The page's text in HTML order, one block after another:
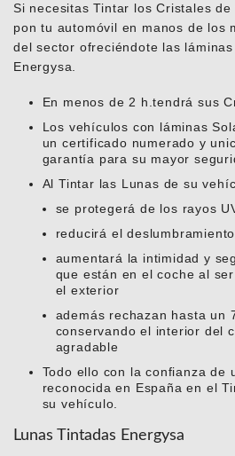
Si necesitas Tintar los Cristales de
pon tu automóvil en manos de los
del sector ofreciéndote las
Energysa.
En menos de 2 h.tendrá sus
Los vehículos con láminas
un certificado numerado y
garantía para su mayor
Al Tintar las Lunas de su
se protegerá de los rayos
reducirá el
aumentará la intimidad y
que están en el coche al
el exterior
además rechazan hasta un
conservando el interior del
agradable
Todo ello con la confianza de
reconocida en España en el
su vehículo.
Lunas Tintadas Energysa